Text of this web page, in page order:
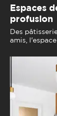
Espaces
profusion
Des
amis,